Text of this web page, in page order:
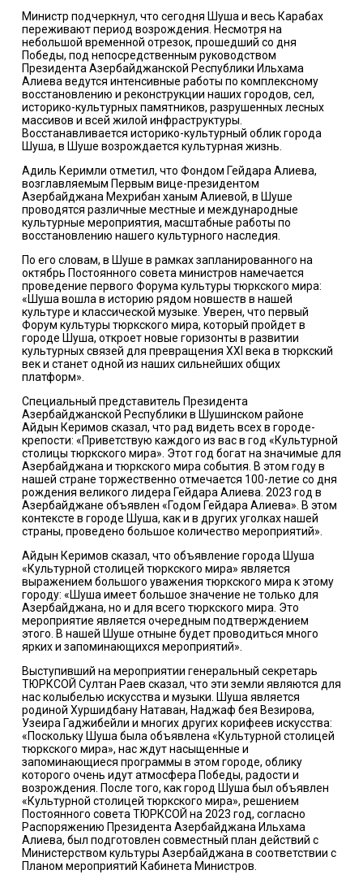
Министр подчеркнул, что сегодня Шуша и весь Карабах
переживают период возрождения. Несмотря на
небольшой временной отрезок, прошедший со дня
Победы, под непосредственным руководством
Президента Азербайджанской Республики Ильхама
Алиева ведутся интенсивные работы по комплексному
восстановлению и реконструкции наших городов, сел,
историко-культурных памятников, разрушенных лесных
массивов и всей жилой инфраструктуры.
Восстанавливается историко-культурный облик города
Шуша, в Шуше возрождается культурная жизнь.
Адиль Керимли отметил, что Фондом Гейдара Алиева,
возглавляемым Первым вице-президентом
Азербайджана Мехрибан ханым Алиевой, в Шуше
проводятся различные местные и международные
культурные мероприятия, масштабные работы по
восстановлению нашего культурного наследия.
По его словам, в Шуше в рамках запланированного на
октябрь Постоянного совета министров намечается
проведение первого Форума культуры тюркского мира:
«Шуша вошла в историю рядом новшеств в нашей
культуре и классической музыке. Уверен, что первый
Форум культуры тюркского мира, который пройдет в
городе Шуша, откроет новые горизонты в развитии
культурных связей для превращения XXI века в тюркский
век и станет одной из наших сильнейших общих
платформ».
Специальный представитель Президента
Азербайджанской Республики в Шушинском районе
Айдын Керимов сказал, что рад видеть всех в городе-
крепости: «Приветствую каждого из вас в год «Культурной
столицы тюркского мира». Этот год богат на значимые для
Азербайджана и тюркского мира события. В этом году в
нашей стране торжественно отмечается 100-летие со дня
рождения великого лидера Гейдара Алиева. 2023 год в
Азербайджане объявлен «Годом Гейдара Алиева». В этом
контексте в городе Шуша, как и в других уголках нашей
страны, проведено большое количество мероприятий».
Айдын Керимов сказал, что объявление города Шуша
«Культурной столицей тюркского мира» является
выражением большого уважения тюркского мира к этому
городу: «Шуша имеет большое значение не только для
Азербайджана, но и для всего тюркского мира. Это
мероприятие является очередным подтверждением
этого. В нашей Шуше отныне будет проводиться много
ярких и запоминающихся мероприятий».
Выступивший на мероприятии генеральный секретарь
ТЮРКСОЙ Султан Раев сказал, что эти земли являются для
нас колыбелью искусства и музыки. Шуша является
родиной Хуршидбану Натаван, Наджаф бея Везирова,
Узеира Гаджибейли и многих других корифеев искусства:
«Поскольку Шуша была объявлена «Культурной столицей
тюркского мира», нас ждут насыщенные и
запоминающиеся программы в этом городе, облику
которого очень идут атмосфера Победы, радости и
возрождения. После того, как город Шуша был объявлен
«Культурной столицей тюркского мира», решением
Постоянного совета ТЮРКСОЙ на 2023 год, согласно
Распоряжению Президента Азербайджана Ильхама
Алиева, был подготовлен совместный план действий с
Министерством культуры Азербайджана в соответствии с
Планом мероприятий Кабинета Министров.